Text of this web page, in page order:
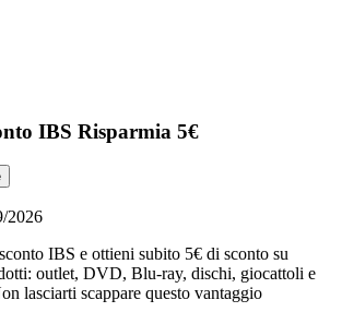
IBS Risparmia 5€
2026
IBS e ottieni subito 5€ di sconto su
outlet, DVD, Blu-ray, dischi, giocattoli e
lasciarti scappare questo vantaggio